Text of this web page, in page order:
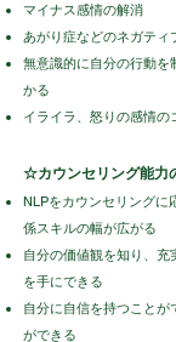
マイナス感情の解消
あがり症などのネガティ
無意識的に自分の行動を
かる
イライラ、怒りの感情の
☆カウンセリング能力
NLPをカウンセリングに
係スキルの幅が広がる
自分の価値観を知り、充
を手にできる
自分に自信を持つことが
ができる